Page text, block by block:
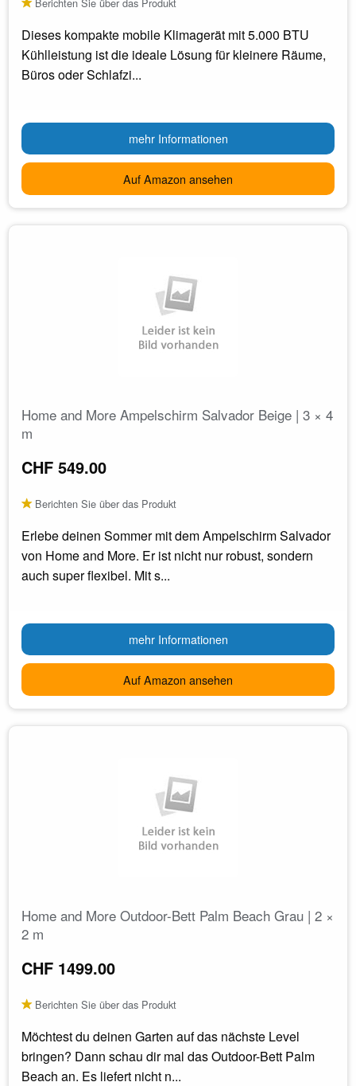
Dieses kompakte mobile Klimagerät mit 5.000 BTU
Kühlleistung ist die ideale Lösung für kleinere Räume,
Büros oder Schlafzi...
mehr Informationen
Auf Amazon ansehen
Home and More Ampelschirm Salvador Beige | 3 × 4
m
CHF 549.00
Berichten Sie über das Produkt
Erlebe deinen Sommer mit dem Ampelschirm Salvador
von Home and More. Er ist nicht nur robust, sondern
auch super flexibel. Mit s...
mehr Informationen
Auf Amazon ansehen
Home and More Outdoor-Bett Palm Beach Grau | 2 ×
2 m
CHF 1499.00
Berichten Sie über das Produkt
Möchtest du deinen Garten auf das nächste Level
bringen? Dann schau dir mal das Outdoor-Bett Palm
Beach an. Es liefert nicht n...